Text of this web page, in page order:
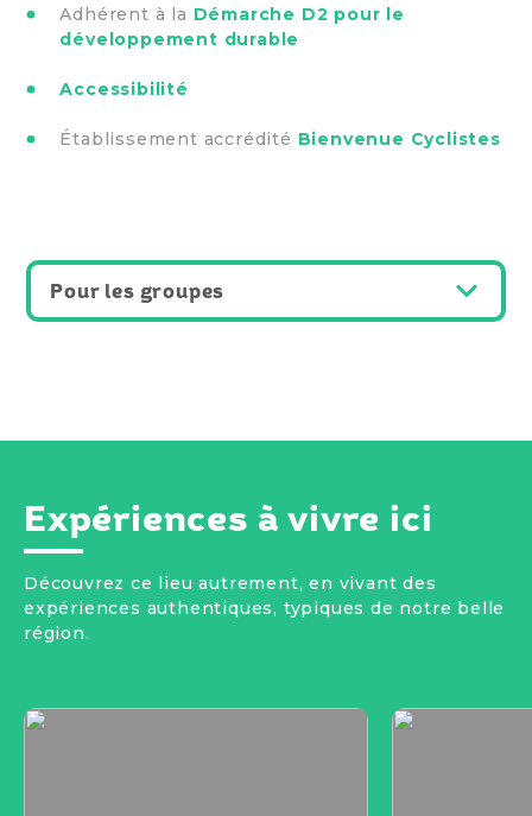
Adhérent à la Démarche D2 pour le
développement durable
Accessibilité
Établissement accrédité Bienvenue Cyclistes
Pour les groupes
Expériences à vivre ici
Découvrez ce lieu autrement, en vivant des
expériences authentiques, typiques de notre belle
région.